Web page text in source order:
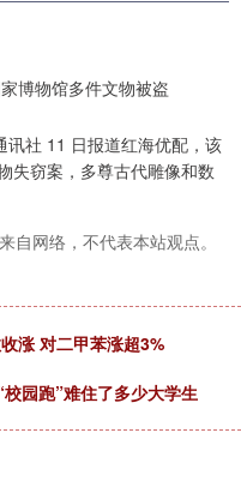
社 11 日报道红海优配，该
失窃案，多尊古代雕像和数
自网络，不代表本站观点。
涨 对二甲苯涨超3%
园跑”难住了多少大学生